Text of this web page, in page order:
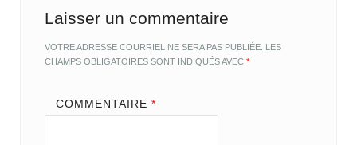
Laisser un commentaire
VOTRE ADRESSE COURRIEL NE SERA PAS PUBLIÉE. LES
CHAMPS OBLIGATOIRES SONT INDIQUÉS AVEC*
COMMENTAIRE *